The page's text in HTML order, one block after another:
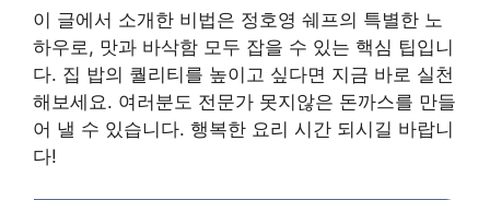
이 글에서 소개한 비법은 정호영 쉐프의 특별한 노
하우로, 맛과 바삭함 모두 잡을 수 있는 핵심 팁입니
다. 집 밥의 퀄리티를 높이고 싶다면 지금 바로 실천
해보세요. 여러분도 전문가 못지않은 돈까스를 만들
어 낼 수 있습니다. 행복한 요리 시간 되시길 바랍니
다!